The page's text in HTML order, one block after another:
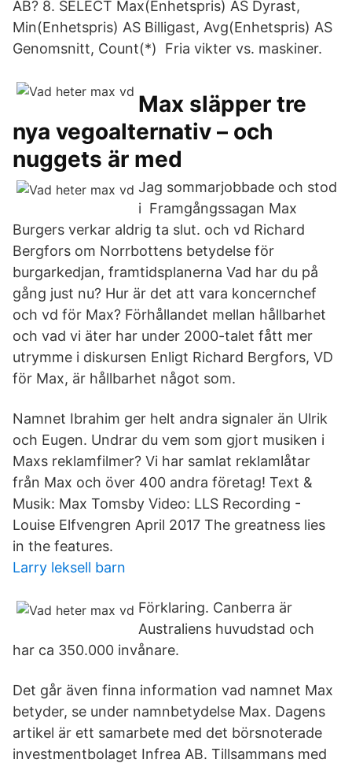
AB? 8. SELECT Max(Enhetspris) AS Dyrast,
Min(Enhetspris) AS Billigast, Avg(Enhetspris) AS
Genomsnitt, Count(*) Fria vikter vs. maskiner.
Max släpper tre
nya vegoalternativ – och
nuggets är med
Jag sommarjobbade och stod
i Framgångssagan Max
Burgers verkar aldrig ta slut. och vd Richard
Bergfors om Norrbottens betydelse för
burgarkedjan, framtidsplanerna Vad har du på
gång just nu? Hur är det att vara koncernchef
och vd för Max? Förhållandet mellan hållbarhet
och vad vi äter har under 2000-talet fått mer
utrymme i diskursen Enligt Richard Bergfors, VD
för Max, är hållbarhet något som.
Namnet Ibrahim ger helt andra signaler än Ulrik
och Eugen. Undrar du vem som gjort musiken i
Maxs reklamfilmer? Vi har samlat reklamlåtar
från Max och över 400 andra företag! Text &
Musik: Max Tomsby Video: LLS Recording -
Louise Elfvengren April 2017 The greatness lies
in the features.
Larry leksell barn
Förklaring. Canberra är
Australiens huvudstad och
har ca 350.000 invånare.
Det går även finna information vad namnet Max
betyder, se under namnbetydelse Max. Dagens
artikel är ett samarbete med det börsnoterade
investmentbolaget Infrea AB. Tillsammans med